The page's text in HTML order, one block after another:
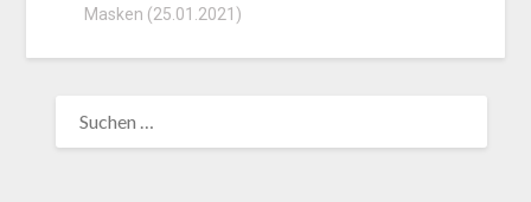
Masken (25.01.2021)